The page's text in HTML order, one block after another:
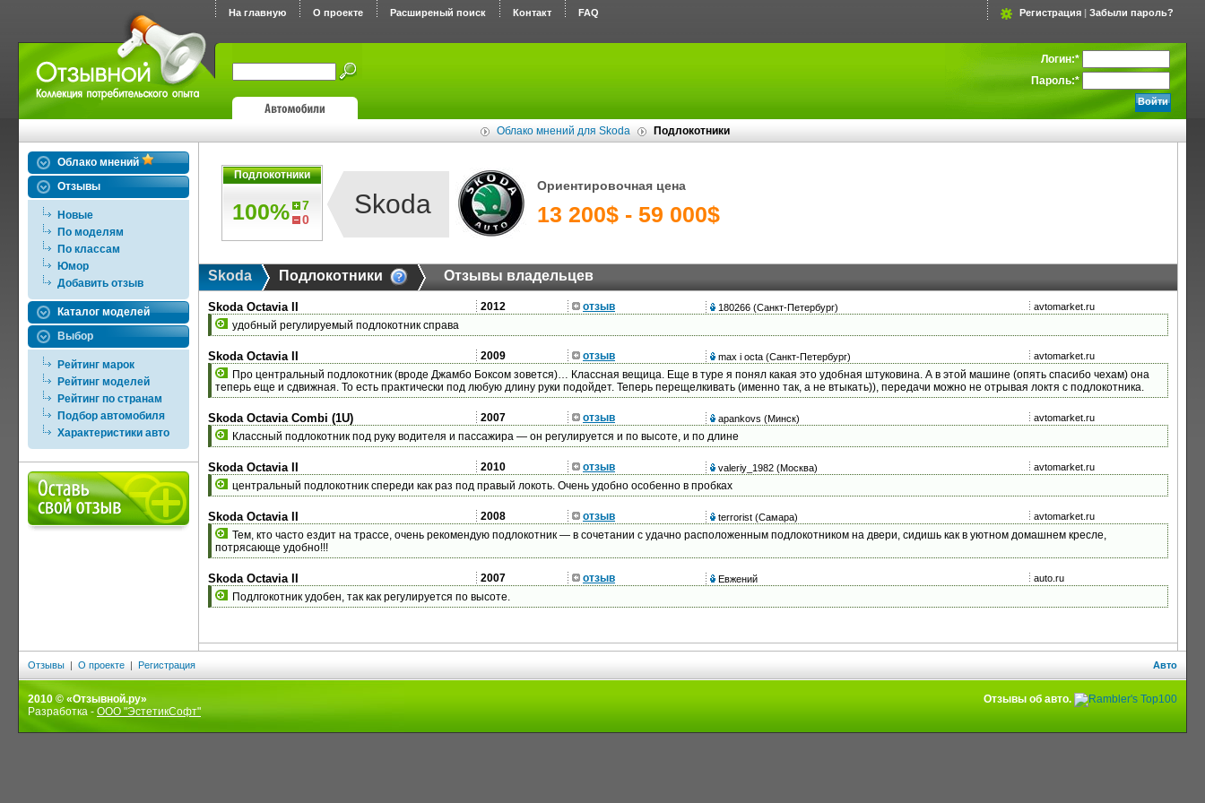
На главную О проекте Расширеный поиск Контакт FAQ Регистрация | Забыли пароль?
Логин:*
Пароль:*
Облако мнений для Skoda Подлокотники
Облако мнений
Отзывы
Новые
По моделям
По классам
Юмор
Добавить отзыв
Каталог моделей
Выбор
Рейтинг марок
Рейтинг моделей
Рейтинг по странам
Подбор автомобиля
Характеристики авто
Подлокотники
100%
7
0
Skoda
Ориентировочная цена
13 200$ - 59 000$
Skoda Подлокотники Отзывы владельцев
Skoda Octavia II 2012 отзыв 180266 (Санкт-Петербург) avtomarket.ru
удобный регулируемый подлокотник справа
Skoda Octavia II 2009 отзыв max i octa (Санкт-Петербург) avtomarket.ru
Про центральный подлокотник (вроде Джамбо Боксом зовется)… Классная вещица. Еще в туре я понял какая это удобная штуковина. А в этой машине (опять спасибо чехам) она
теперь еще и сдвижная. То есть практически под любую длину руки подойдет. Теперь перещелкивать (именно так, а не втыкать)), передачи можно не отрывая локтя с подлокотника.
Skoda Octavia Combi (1U) 2007 отзыв apankovs (Минск) avtomarket.ru
Классный подлокотник под руку водителя и пассажира — он регулируется и по высоте, и по длине
Skoda Octavia II 2010 отзыв valeriy_1982 (Москва) avtomarket.ru
центральный подлокотник спереди как раз под правый локоть. Очень удобно особенно в пробках
Skoda Octavia II 2008 отзыв terrorist (Самара) avtomarket.ru
Тем, кто часто ездит на трассе, очень рекомендую подлокотник — в сочетании с удачно расположенным подлокотником на двери, сидишь как в уютном домашнем кресле,
потрясающе удобно!!!
Skoda Octavia II 2007 отзыв Евжений auto.ru
Подлгокотник удобен, так как регулируется по высоте.
Отзывы | О проекте | Регистрация Авто
2010 © «Отзывной.ру»
Разработка - ООО "ЭстетикСофт"
Отзывы об авто.